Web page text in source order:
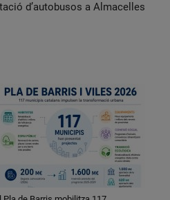
d’autobusos a Almacelles